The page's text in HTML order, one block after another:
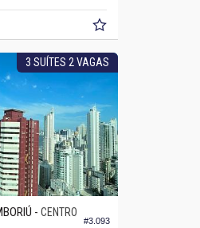
3 SUÍTES 2 VAGAS
#3.093
- CENTRO